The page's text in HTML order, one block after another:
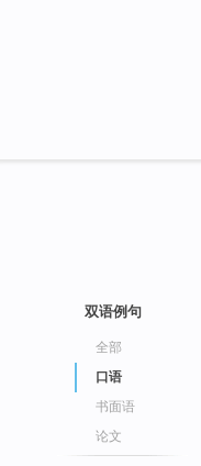
双语例句
全部
口语
书面语
论文